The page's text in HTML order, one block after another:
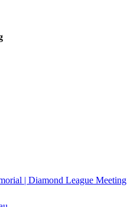
| Diamond League Meeting